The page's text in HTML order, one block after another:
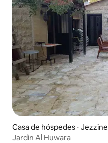
Casa de hóspedes ⋅ Jezzine
Jardin Al Huwara